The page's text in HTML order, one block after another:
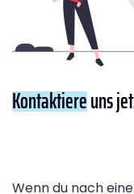
Kontaktiereuns
Wenn du nach